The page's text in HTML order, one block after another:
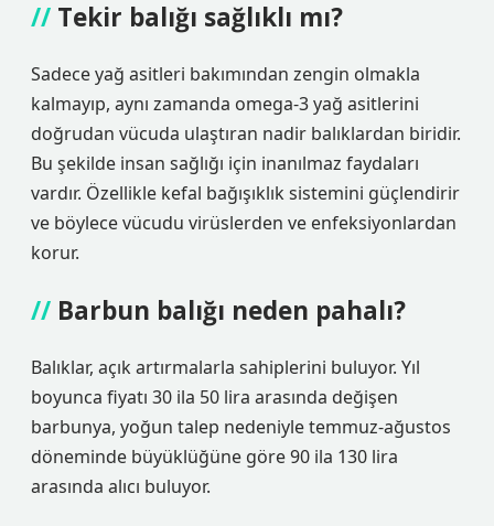
Tekir balığı sağlıklı mı?
Sadece yağ asitleri bakımından zengin olmakla
kalmayıp, aynı zamanda omega-3 yağ asitlerini
doğrudan vücuda ulaştıran nadir balıklardan biridir.
Bu şekilde insan sağlığı için inanılmaz faydaları
vardır. Özellikle kefal bağışıklık sistemini güçlendirir
ve böylece vücudu virüslerden ve enfeksiyonlardan
korur.
Barbun balığı neden pahalı?
Balıklar, açık artırmalarla sahiplerini buluyor. Yıl
boyunca fiyatı 30 ila 50 lira arasında değişen
barbunya, yoğun talep nedeniyle temmuz-ağustos
döneminde büyüklüğüne göre 90 ila 130 lira
arasında alıcı buluyor.